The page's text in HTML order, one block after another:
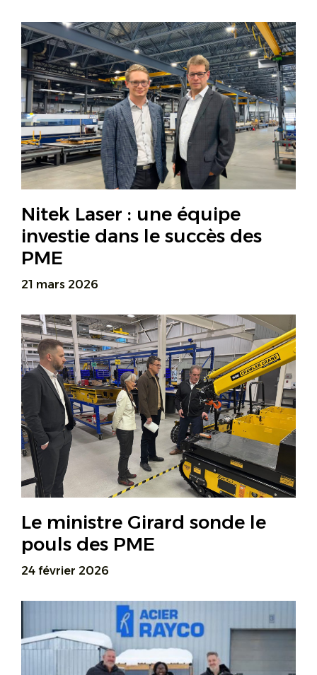
Nitek Laser : une équipe
investie dans le succès des
PME
21 mars 2026
Le ministre Girard sonde le
pouls des PME
24 février 2026